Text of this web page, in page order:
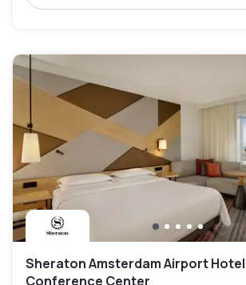
Sheraton Amsterdam Airport
Conference Center